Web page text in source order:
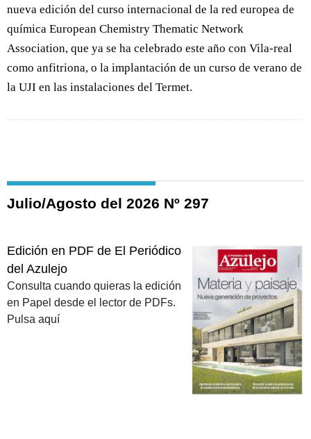
nueva edición del curso internacional de la red europea de
química European Chemistry Thematic Network
Association, que ya se ha celebrado este año con Vila-real
como anfitriona, o la implantación de un curso de verano de
la UJI en las instalaciones del Termet.
Julio/Agosto del 2026 Nº 297
Edición en PDF de El Periódico
del Azulejo
Consulta cuando quieras la edición
en Papel desde el lector de PDFs.
Pulsa aquí